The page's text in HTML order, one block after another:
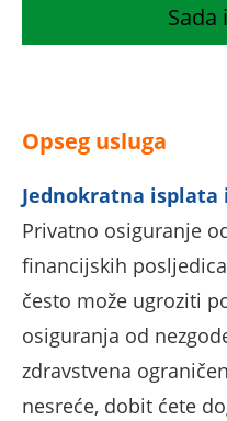
Sada
Opseg usluga
Jednokratna isplata
Privatno osiguranje
financijskih
često može ugroziti
osiguranja od
zdravstvena
nesreće, dobit ćete